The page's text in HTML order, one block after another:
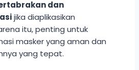
dan
jika diaplikasikan
itu, penting untuk
masker yang aman dan
yang tepat.